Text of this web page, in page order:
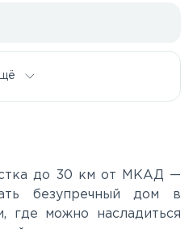
до 30 км от МКАД —
безупречный дом в
где можно насладиться